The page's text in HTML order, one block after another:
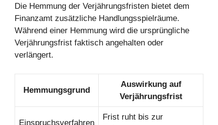
Die Hemmung der Verjährungsfristen bietet dem
Finanzamt zusätzliche Handlungsspielräume.
Während einer Hemmung wird die ursprüngliche
Verjährungsfrist faktisch angehalten oder
verlängert.
Hemmungsgrund
Auswirkung auf
Verjährungsfrist
Einspruchsverfahren
Frist ruht bis zur